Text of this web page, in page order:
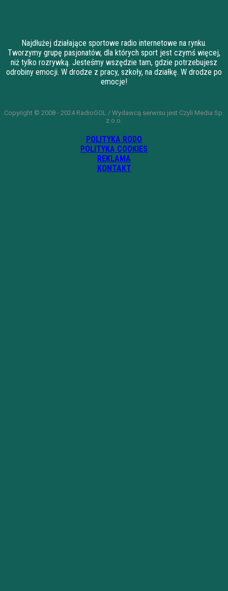
Najdłużej działające sportowe radio internetowe na rynku.
Tworzymy grupę pasjonatów, dla których sport jest czymś więcej,
niż tylko rozrywką. Jesteśmy wszędzie tam, gdzie potrzebujesz
odrobiny emocji. W drodze z pracy, szkoły, na działkę. W drodze po
emocje!
Copyright © 2008 - 2024 RadioGOL / Wydawcą serwisu jest Czyli Media Sp.
z o.o.
POLITYKA RODO
POLITYKA COOKIES
REKLAMA
KONTAKT